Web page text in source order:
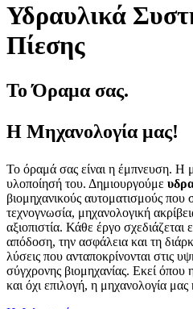
Υδραυλικά
Πίεσης
Το Όραμα σας.
Η Μηχανολογία μας!
Το όραμά σας είναι η έμπνευση. Η
υλοποίησή του. Δημιουργούμε
βιομηχανικούς αυτοματισμούς που
τεχνογνωσία, μηχανολογική
αξιοπιστία. Κάθε έργο σχεδιάζεται
απόδοση, την ασφάλεια και τη
λύσεις που ανταποκρίνονται στις
σύγχρονης βιομηχανίας. Εκεί όπου
και όχι επιλογή, η μηχανολογία μας